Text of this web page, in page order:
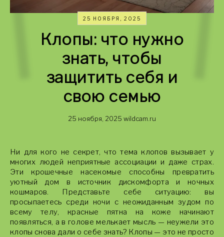
25 НОЯБРЯ, 2025
Клопы: что нужно
знать, чтобы
защитить себя и
свою семью
25 ноября, 2025 wildcam.ru
Ни для кого не секрет, что тема клопов вызывает у
многих людей неприятные ассоциации и даже страх.
Эти крошечные насекомые способны превратить
уютный дом в источник дискомфорта и ночных
кошмаров. Представьте себе ситуацию: вы
просыпаетесь среди ночи с неожиданным зудом по
всему телу, красные пятна на коже начинают
появляться, а в голове мелькает мысль — неужели это
клопы снова дали о себе знать? Клопы — это не просто